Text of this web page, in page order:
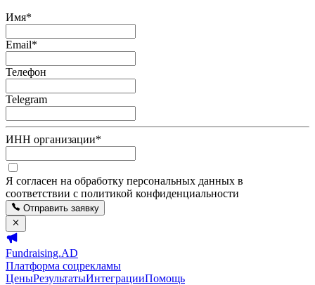
Имя*
Email*
Телефон
Telegram
ИНН организации*
Я согласен на обработку персональных данных в
соответствии с политикой конфиденциальности
Отправить заявку
Fundraising.AD
Платформа соцрекламы
ЦеныРезультатыИнтеграцииПомощь